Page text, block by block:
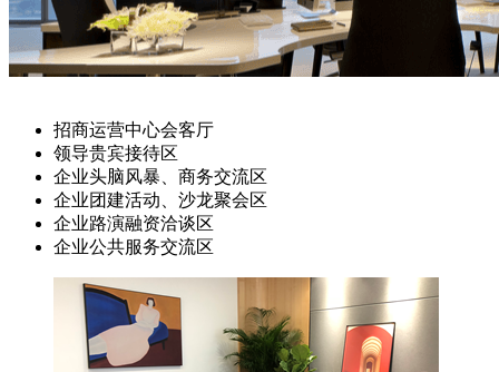
招商运营中心会客厅
领导贵宾接待区
企业头脑风暴、商务交流区
企业团建活动、沙龙聚会区
企业路演融资洽谈区
企业公共服务交流区